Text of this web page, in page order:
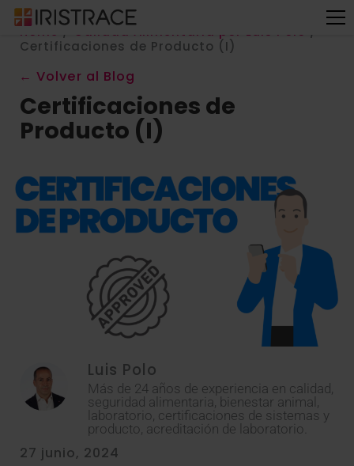
Home / Calidad Alimentaria por Luis Polo /
Certificaciones de Producto (I)
← Volver al Blog
Certificaciones de
Producto (I)
Luis Polo
Más de 24 años de experiencia en calidad,
seguridad alimentaria, bienestar animal,
laboratorio, certificaciones de sistemas y
producto, acreditación de laboratorio.
27 junio, 2024